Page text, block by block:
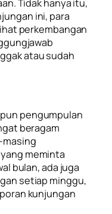
Tidak hanya itu,
ini, para
perkembangan
atau sudah
pengumpulan
beragam
meminta
bulan, ada juga
setiap minggu,
kunjungan